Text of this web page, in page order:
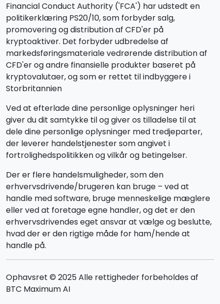
Financial Conduct Authority ('FCA') har udstedt en
politikerklæring PS20/10, som forbyder salg,
promovering og distribution af CFD'er på
kryptoaktiver. Det forbyder udbredelse af
markedsføringsmateriale vedrørende distribution af
CFD'er og andre finansielle produkter baseret på
kryptovalutaer, og som er rettet til indbyggere i
Storbritannien
Ved at efterlade dine personlige oplysninger heri
giver du dit samtykke til og giver os tilladelse til at
dele dine personlige oplysninger med tredjeparter,
der leverer handelstjenester som angivet i
fortrolighedspolitikken og vilkår og betingelser.
Der er flere handelsmuligheder, som den
erhvervsdrivende/brugeren kan bruge – ved at
handle med software, bruge menneskelige mæglere
eller ved at foretage egne handler, og det er den
erhvervsdrivendes eget ansvar at vælge og beslutte,
hvad der er den rigtige måde for ham/hende at
handle på.
Ophavsret © 2025 Alle rettigheder forbeholdes af
BTC Maximum AI